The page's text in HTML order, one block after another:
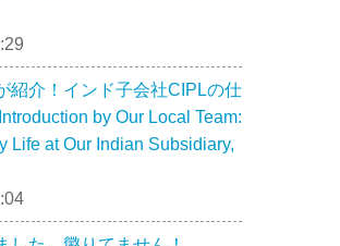
紹介！インド子会社CIPLの仕
by Our Local Team:
Life at Our Indian Subsidiary,